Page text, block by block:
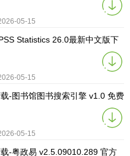
05-15
Statistics 26.0最新中文版下
05-15
-图书馆图书搜索引擎 v1.0 免费
05-15
-粤政易 v2.5.09010.289 官方